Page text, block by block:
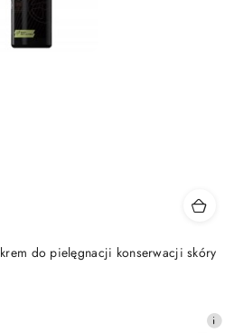
do pielęgnacji konserwacji skóry